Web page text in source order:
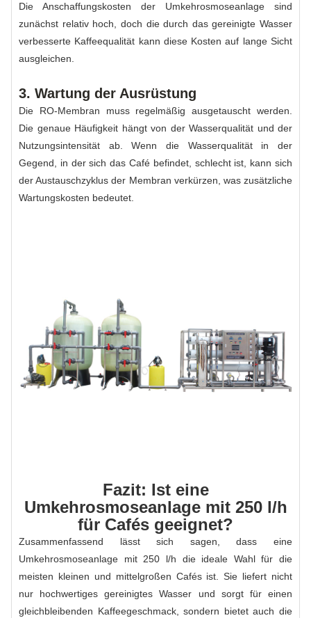
Die Anschaffungskosten der Umkehrosmoseanlage sind
zunächst relativ hoch, doch die durch das gereinigte Wasser
verbesserte Kaffeequalität kann diese Kosten auf lange Sicht
ausgleichen.
3. Wartung der Ausrüstung
Die RO-Membran muss regelmäßig ausgetauscht werden.
Die genaue Häufigkeit hängt von der Wasserqualität und der
Nutzungsintensität ab. Wenn die Wasserqualität in der
Gegend, in der sich das Café befindet, schlecht ist, kann sich
der Austauschzyklus der Membran verkürzen, was zusätzliche
Wartungskosten bedeutet.
Fazit: Ist eine
Umkehrosmoseanlage mit 250 l/h
für Cafés geeignet?
Zusammenfassend lässt sich sagen, dass eine
Umkehrosmoseanlage mit 250 l/h die ideale Wahl für die
meisten kleinen und mittelgroßen Cafés ist. Sie liefert nicht
nur hochwertiges gereinigtes Wasser und sorgt für einen
gleichbleibenden Kaffeegeschmack, sondern bietet auch die